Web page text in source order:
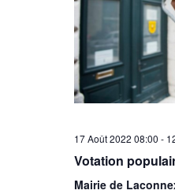
17 Août 2022 08:00 -
Votation
Mairie de